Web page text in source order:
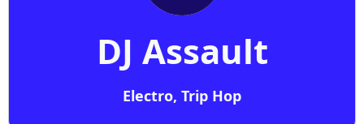
DJ Assault
Electro, Trip Hop